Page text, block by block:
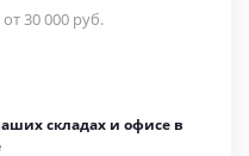
30 000 руб.
складах и офисе в